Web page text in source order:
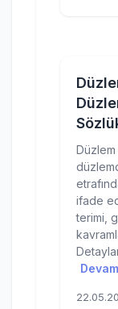
ifade
terimi,